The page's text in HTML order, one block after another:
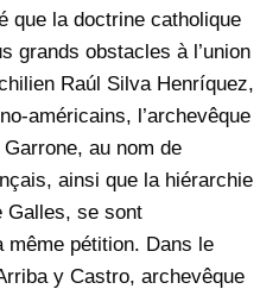
que la doctrine catholique
grands obstacles à l’union
Raúl Silva Henríquez,
américains, l’archevêque
au nom de
ainsi que la hiérarchie
Galles, se sont
pétition. Dans le
y Castro, archevêque